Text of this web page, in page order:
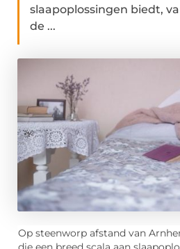
slaapoplossingen biedt,
de ...
Op steenworp afstand van